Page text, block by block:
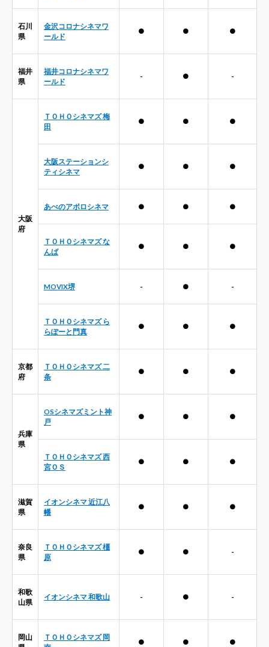
石川
県
金沢コロナシネマワ
ールド
● ● ●
福井
県
福井コロナシネマワ
ールド
- ● -
大阪
府
ＴＯＨＯシネマズ 梅
田
● ● ●
大阪ステーションシ
ティシネマ
● ● ●
あべのアポロシネマ ● ● ●
ＴＯＨＯシネマズ な
んば
● ● ●
MOVIX堺 - ● -
ＴＯＨＯシネマズ ら
らぽーと門真
● ● ●
京都
府
ＴＯＨＯシネマズ 二
条
● ● ●
兵庫
県
OSシネマズミント神
戸
● ● ●
ＴＯＨＯシネマズ 西
宮ＯＳ
● ● ●
滋賀
県
イオンシネマ 近江八
幡
● ● ●
奈良
県
ＴＯＨＯシネマズ 橿
原
● ● -
和歌
山県
イオンシネマ 和歌山 - ● -
岡山
ＴＯＨＯシネマズ 岡
● ● ●